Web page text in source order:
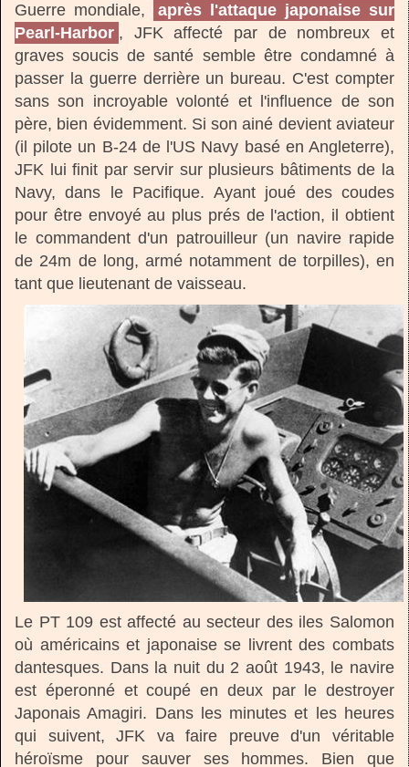
Guerre mondiale,
après l'attaque japonaise sur
Pearl-Harbor , JFK affecté par de nombreux et
graves soucis de santé semble être condamné à
passer la guerre derrière un bureau. C'est compter
sans son incroyable volonté et l'influence de son
père, bien évidemment. Si son ainé devient aviateur
(il pilote un B-24 de l'US Navy basé en Angleterre),
JFK lui finit par servir sur plusieurs bâtiments de la
Navy, dans le Pacifique. Ayant joué des coudes
pour être envoyé au plus prés de l'action, il obtient
le commandent d'un patrouilleur (un navire rapide
de 24m de long, armé notamment de torpilles), en
tant que lieutenant de vaisseau.
Le PT 109 est affecté au secteur des iles Salomon
où américains et japonaise se livrent des combats
dantesques. Dans la nuit du 2 août 1943, le navire
est éperonné et coupé en deux par le destroyer
Japonais Amagiri. Dans les minutes et les heures
qui suivent, JFK va faire preuve d'un véritable
héroïsme pour sauver ses hommes. Bien que